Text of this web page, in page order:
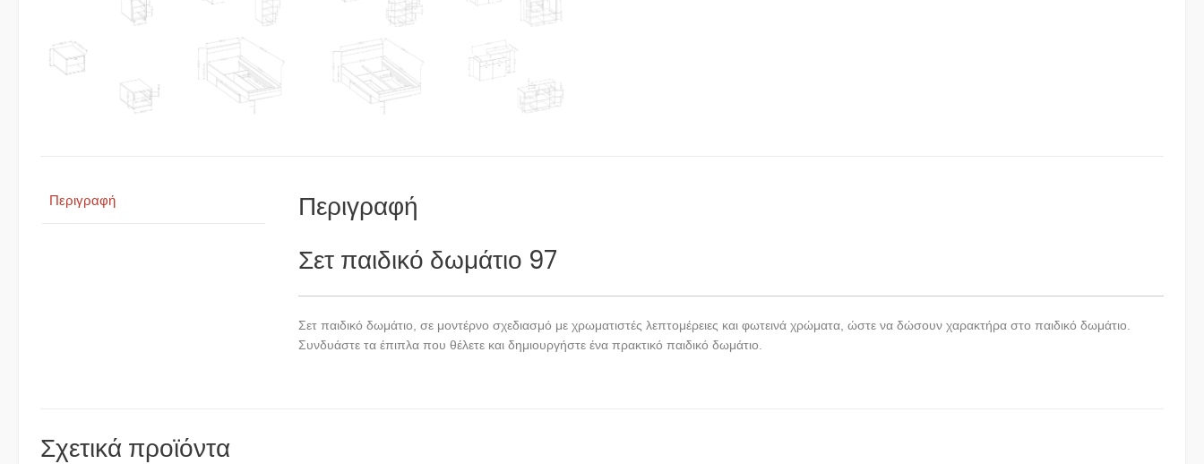
Περιγραφή
Περιγραφή
Σετ παιδικό δωμάτιο 97
Σετ παιδικό δωμάτιο, σε μοντέρνο σχεδιασμό με χρωματιστές λεπτομέρειες και φωτεινά χρώματα, ώστε να δώσουν χαρακτήρα στο παιδικό δωμάτιο.
Συνδυάστε τα έπιπλα που θέλετε και δημιουργήστε ένα πρακτικό παιδικό δωμάτιο.
Σχετικά προϊόντα